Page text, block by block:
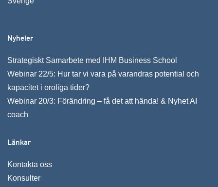
Nyheter
Strategiskt Samarbete med IHM Business School
Webinar 22/5: Hur tar vi vara på varandras potential och
kapacitet i oroliga tider?
Webinar 20/3: Förändring – få det att hända! & Nyhet AI
coach
Länkar
Kontakta oss
Konsulter